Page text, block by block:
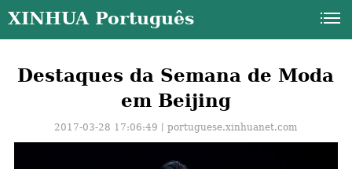
XINHUA Português
Destaques da Semana de Moda
em Beijing
2017-03-28 17:06:49丨portuguese.xinhuanet.com